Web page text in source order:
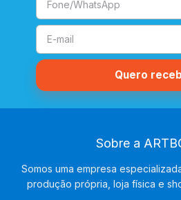
Sobre a
Somos uma empresa
produção própria, loja física e